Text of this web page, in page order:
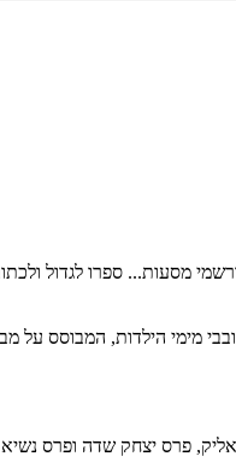
ורשמי מסעות... ספרו לגדול
מימי הילדות, המבוסס על
פרס יצחק שדה ופרס